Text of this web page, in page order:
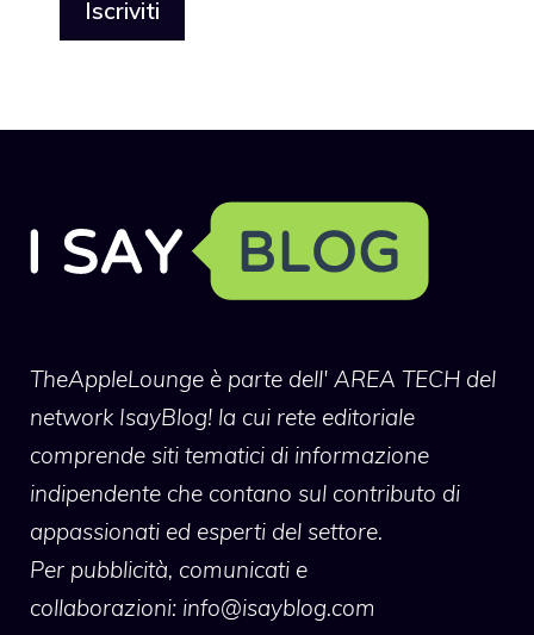
TheAppleLounge è parte dell' AREA TECH del
network IsayBlog! la cui rete editoriale
comprende siti tematici di informazione
indipendente che contano sul contributo di
appassionati ed esperti del settore.
Per pubblicità, comunicati e
collaborazioni: info@isayblog.com